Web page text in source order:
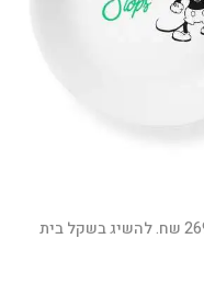
מארז צלחות קורל מיקי מאוס. מחיר החל מ-269 שח. להשיג בשקל בית